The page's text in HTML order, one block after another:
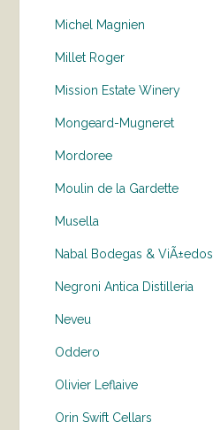
Michel Magnien
Millet Roger
Mission Estate Winery
Mongeard-Mugneret
Mordoree
Moulin de la Gardette
Musella
Nabal Bodegas & ViÃ±edos
Negroni Antica Distilleria
Neveu
Oddero
Olivier Leflaive
Orin Swift Cellars